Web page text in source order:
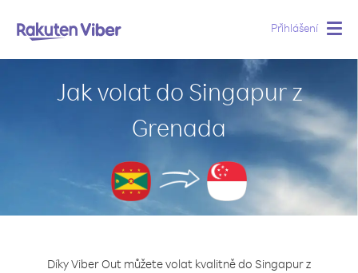
Přihlášení
Jak volat do Singapur z
Grenada
Díky Viber Out můžete volat kvalitně do Singapur z